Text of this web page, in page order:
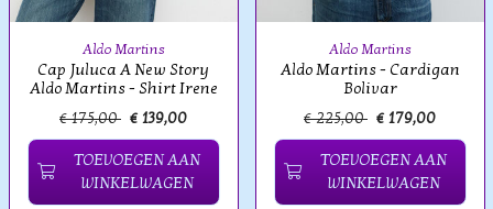
Aldo Martins
Cap Juluca A New Story
Aldo Martins - Shirt Irene
€ 175,00 € 139,00
TOEVOEGEN AAN
WINKELWAGEN
Aldo Martins
Aldo Martins - Cardigan
Bolivar
€ 225,00 € 179,00
TOEVOEGEN AAN
WINKELWAGEN